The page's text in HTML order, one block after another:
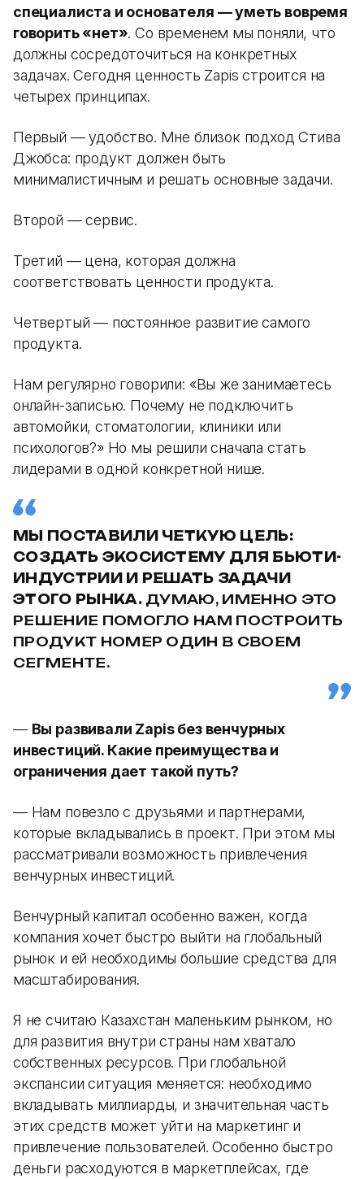
специалиста и основателя — уметь вовремя
говорить «нет». Со временем мы поняли, что
должны сосредоточиться на конкретных
задачах. Сегодня ценность Zapis строится на
четырех принципах.
Первый — удобство. Мне близок подход Стива
Джобса: продукт должен быть
минималистичным и решать основные задачи.
Второй — сервис.
Третий — цена, которая должна
соответствовать ценности продукта.
Четвертый — постоянное развитие самого
продукта.
Нам регулярно говорили: «Вы же занимаетесь
онлайн-записью. Почему не подключить
автомойки, стоматологии, клиники или
психологов?» Но мы решили сначала стать
лидерами в одной конкретной нише.
МЫ ПОСТАВИЛИ ЧЕТКУЮ ЦЕЛЬ:
СОЗДАТЬ ЭКОСИСТЕМУ ДЛЯ БЬЮТИ-
ИНДУСТРИИ И РЕШАТЬ ЗАДАЧИ
ЭТОГО РЫНКА. ДУМАЮ, ИМЕННО ЭТО
РЕШЕНИЕ ПОМОГЛО НАМ ПОСТРОИТЬ
ПРОДУКТ НОМЕР ОДИН В СВОЕМ
СЕГМЕНТЕ.
— Вы развивали Zapis без венчурных
инвестиций. Какие преимущества и
ограничения дает такой путь?
— Нам повезло с друзьями и партнерами,
которые вкладывались в проект. При этом мы
рассматривали возможность привлечения
венчурных инвестиций.
Венчурный капитал особенно важен, когда
компания хочет быстро выйти на глобальный
рынок и ей необходимы большие средства для
масштабирования.
Я не считаю Казахстан маленьким рынком, но
для развития внутри страны нам хватало
собственных ресурсов. При глобальной
экспансии ситуация меняется: необходимо
вкладывать миллиарды, и значительная часть
этих средств может уйти на маркетинг и
привлечение пользователей. Особенно быстро
деньги расходуются в маркетплейсах, где